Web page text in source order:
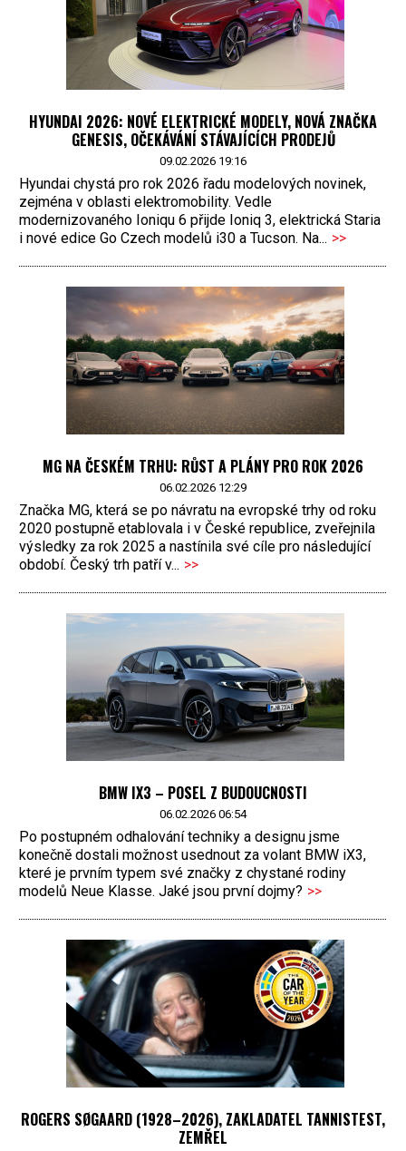
HYUNDAI 2026: NOVÉ ELEKTRICKÉ MODELY, NOVÁ ZNAČKA
GENESIS, OČEKÁVÁNÍ STÁVAJÍCÍCH PRODEJŮ
09.02.2026 19:16
Hyundai chystá pro rok 2026 řadu modelových novinek,
zejména v oblasti elektromobility. Vedle
modernizovaného Ioniqu 6 přijde Ioniq 3, elektrická Staria
i nové edice Go Czech modelů i30 a Tucson. Na... >>
MG NA ČESKÉM TRHU: RŮST A PLÁNY PRO ROK 2026
06.02.2026 12:29
Značka MG, která se po návratu na evropské trhy od roku
2020 postupně etablovala i v České republice, zveřejnila
výsledky za rok 2025 a nastínila své cíle pro následující
období. Český trh patří v... >>
BMW IX3 – POSEL Z BUDOUCNOSTI
06.02.2026 06:54
Po postupném odhalování techniky a designu jsme
konečně dostali možnost usednout za volant BMW iX3,
které je prvním typem své značky z chystané rodiny
modelů Neue Klasse. Jaké jsou první dojmy? >>
ROGERS SØGAARD (1928–2026), ZAKLADATEL TANNISTEST,
ZEMŘEL